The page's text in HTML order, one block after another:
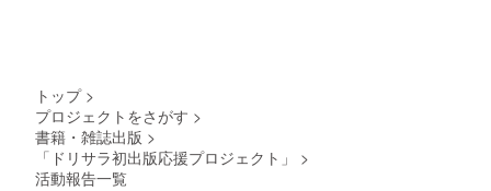
トップ >
プロジェクトをさがす >
書籍・雑誌出版 >
「ドリサラ初出版応援プロジェクト」 >
活動報告一覧